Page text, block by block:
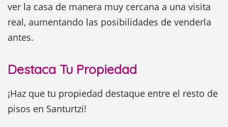
ver la casa de manera muy cercana a una visita
real, aumentando las posibilidades de venderla
antes.
Destaca Tu Propiedad
¡Haz que tu propiedad destaque entre el resto de
pisos en Santurtzi!